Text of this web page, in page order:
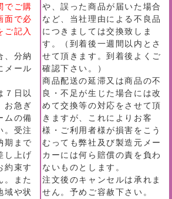
でご購
面で必
ご記入
、分納
メール
７日以
お急ぎ
ムの備
。受注
期まで
し上げ
約束す
。また
域や状
や、誤った商品が届いた場合
など、当社理由による不良品
につきましては交換致しま
す。（到着後一週間以内とさ
せて頂きます。到着後よくご
確認下さい。）
商品配送の延滞又は商品の不
良・不足が生じた場合には改
めて交換等の対応をさせて頂
きますが、これによりお客
様・ご利用者様が損害をこう
むっても弊社及び製造元メー
カーには何ら賠償の責を負わ
ないものとします。
注文後のキャンセルは承れま
せん。予めご容赦下さい。